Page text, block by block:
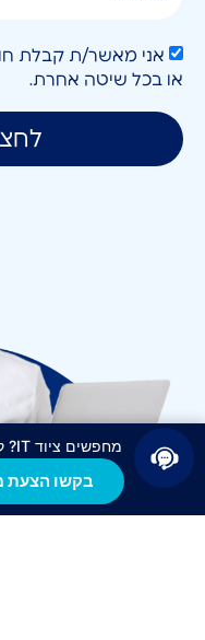
או בכל שיטה אחרת.
מחפשים ציוד IT? קבלו הצעת מחיר תוך 24 שעות!
בקשו הצעת